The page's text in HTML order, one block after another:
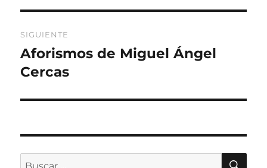
SIGUIENTE
Entrada
siguiente:
Aforismos de Miguel Ángel
Cercas
Buscar